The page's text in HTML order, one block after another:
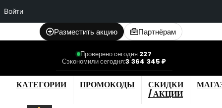
Войти
Разместить акцию Партнёрам
Проверено сегодня:227
Сэкономили сегодня:3 364 345 ₽
КАТЕГОРИИ ПРОМОКОДЫ
СКИДКИ
/ АКЦИИ